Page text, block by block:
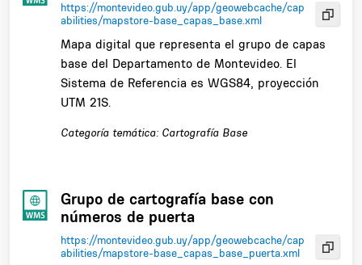
https://montevideo.gub.uy/app/geowebcache/cap
abilities/mapstore-base_capas_base.xml
Mapa digital que representa el grupo de capas
base del Departamento de Montevideo. El
Sistema de Referencia es WGS84, proyección
UTM 21S.
Categoría temática: Cartografía Base
Grupo de cartografía base con
números de puerta
https://montevideo.gub.uy/app/geowebcache/cap
abilities/mapstore-base_capas_base_puerta.xml